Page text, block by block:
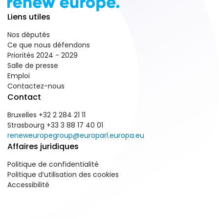
Liens utiles
Nos députés
Ce que nous défendons
Priorités 2024 - 2029
Salle de presse
Emploi
Contactez-nous
Contact
Bruxelles +32 2 284 21 11
Strasbourg +33 3 88 17 40 01
reneweuropegroup@europarl.europa.eu
Affaires juridiques
Politique de confidentialité
Politique d’utilisation des cookies
Accessibilité